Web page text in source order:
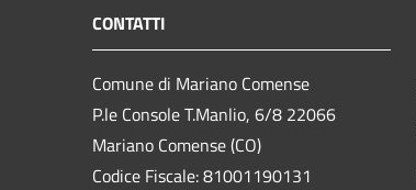
CONTATTI
Comune di Mariano Comense
P.le Console T.Manlio, 6/8 22066
Mariano Comense (CO)
Codice Fiscale: 81001190131